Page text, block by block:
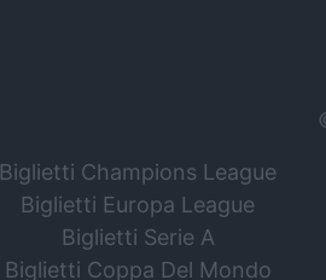
Biglietti Champions League
Biglietti Europa League
Biglietti Serie A
Biglietti Coppa Del Mondo